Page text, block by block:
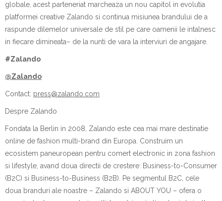
globale, acest parteneriat marcheaza un nou capitol in evolutia
platformei creative Zalando si continua misiunea brandului de a
raspunde dilemelor universale de stil pe care oamenii le intalnesc
in fiecare dimineata– de la nunti de vara la interviuri de angajare.
#Zalando
@Zalando
Contact: press@zalando.com
Despre Zalando
Fondata la Berlin in 2008, Zalando este cea mai mare destinatie
online de fashion multi-brand din Europa. Construim un
ecosistem paneuropean pentru comert electronic in zona fashion
si lifestyle, avand doua directii de crestere: Business-to-Consumer
(B2C) si Business-to-Business (B2B). Pe segmentul B2C, cele
doua branduri ale noastre – Zalando si ABOUT YOU – ofera o